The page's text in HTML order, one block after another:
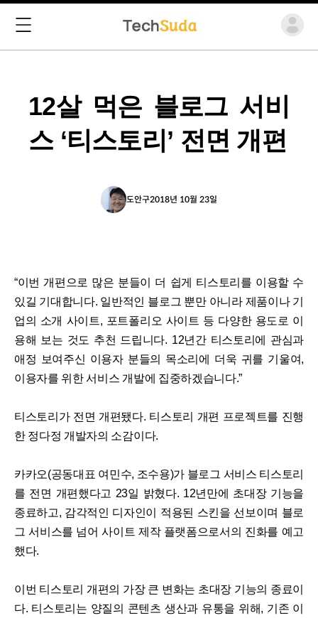
12살 먹은 블로그 서비
스 ‘티스토리’ 전면 개편
도안구2018년 10월 23일
“이번 개편으로 많은 분들이 더 쉽게 티스토리를 이용할 수
있길 기대합니다. 일반적인 블로그 뿐만 아니라 제품이나 기
업의 소개 사이트, 포트폴리오 사이트 등 다양한 용도로 이
용해 보는 것도 추천 드립니다. 12년간 티스토리에 관심과
애정 보여주신 이용자 분들의 목소리에 더욱 귀를 기울여,
이용자를 위한 서비스 개발에 집중하겠습니다.”
티스토리가 전면 개편됐다. 티스토리 개편 프로젝트를 진행
한 정다정 개발자의 소감이다.
카카오(공동대표 여민수, 조수용)가 블로그 서비스 티스토리
를 전면 개편했다고 23일 밝혔다. 12년만에 초대장 기능을
종료하고, 감각적인 디자인이 적용된 스킨을 선보이며 블로
그 서비스를 넘어 사이트 제작 플랫폼으로서의 진화를 예고
했다.
이번 티스토리 개편의 가장 큰 변화는 초대장 기능의 종료이
다. 티스토리는 양질의 콘텐츠 생산과 유통을 위해, 기존 이